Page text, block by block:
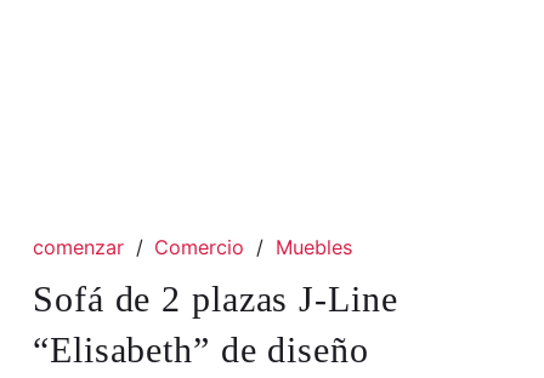
comenzar / Comercio / Muebles
Sofá de 2 plazas J-Line
“Elisabeth” de diseño